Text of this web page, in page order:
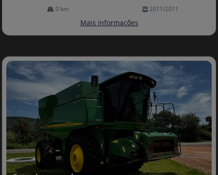
0 km 2011/2011
Mais informações